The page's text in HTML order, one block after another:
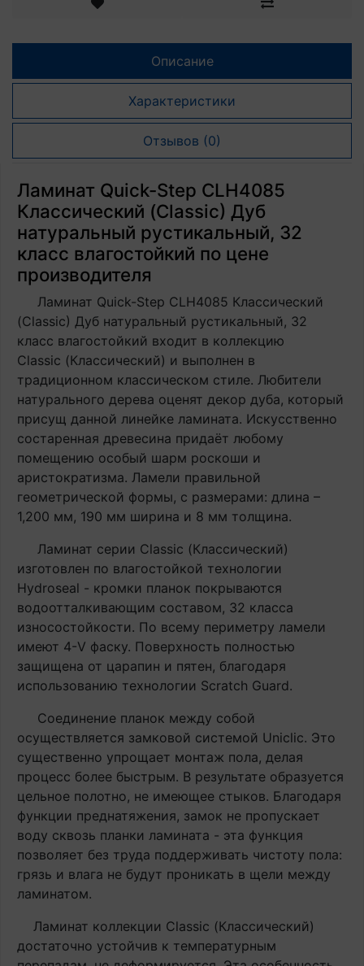
Описание
Характеристики
Отзывов (0)
Ламинат Quick-Step CLH4085
Классический (Classic) Дуб
натуральный рустикальный, 32
класс влагостойкий по цене
производителя
Ламинат Quick-Step CLH4085 Классический
(Classic) Дуб натуральный рустикальный, 32
класс влагостойкий входит в коллекцию
Classic (Классический) и выполнен в
традиционном классическом стиле. Любители
натурального дерева оценят декор дуба, который
присущ данной линейке ламината. Искусственно
состаренная древесина придаёт любому
помещению особый шарм роскоши и
аристократизма. Ламели правильной
геометрической формы, с размерами: длина –
1,200 мм, 190 мм ширина и 8 мм толщина.
Ламинат серии Classic (Классический)
изготовлен по влагостойкой технологии
Hydroseal - кромки планок покрываются
водоотталкивающим составом, 32 класса
износостойкости. По всему периметру ламели
имеют 4-V фаску. Поверхность полностью
защищена от царапин и пятен, благодаря
использованию технологии Scratch Guard.
Соединение планок между собой
осуществляется замковой системой Uniclic. Это
существенно упрощает монтаж пола, делая
процесс более быстрым. В результате образуется
цельное полотно, не имеющее стыков. Благодаря
функции преднатяжения, замок не пропускает
воду сквозь планки ламината - эта функция
позволяет без труда поддерживать чистоту пола:
грязь и влага не будут проникать в щели между
ламинатом.
Ламинат коллекции Classic (Классический)
достаточно устойчив к температурным